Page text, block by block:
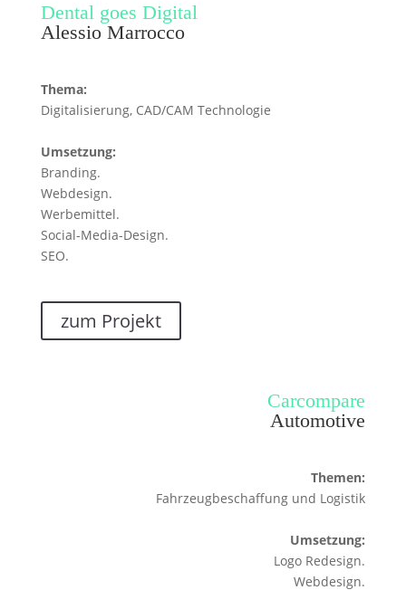
Dental goes Digital
Alessio Marrocco
Thema:
Digitalisierung, CAD/CAM Technologie
Umsetzung:
Branding.
Webdesign.
Werbemittel.
Social-Media-Design.
SEO.
zum Projekt
Carcompare
Automotive
Themen:
Fahrzeugbeschaffung und Logistik
Umsetzung:
Logo Redesign.
Webdesign.